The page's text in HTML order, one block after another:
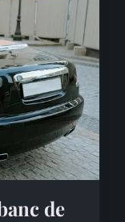
de